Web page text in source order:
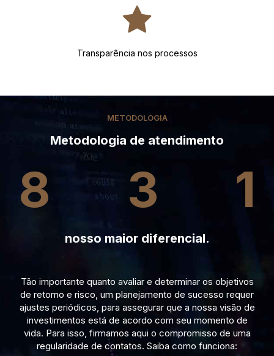
Transparência nos processos
METODOLOGIA
Metodologia de atendimento
8 3 1
nosso maior diferencial.
Tão importante quanto avaliar e determinar os objetivos
de retorno e risco, um planejamento de sucesso requer
ajustes periódicos, para assegurar que a nossa visão de
investimentos está de acordo com seu momento de
vida. Para isso, firmamos aqui o compromisso de uma
regularidade de contatos. Saiba como funciona: